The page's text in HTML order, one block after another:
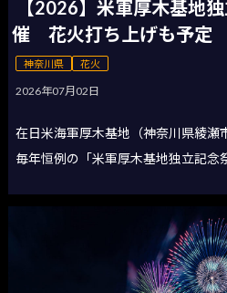
【2026】米軍厚木基地
催 花火打ち上げも予定
神奈川県 花火
2026年07月02日
在日米海軍厚木基地（神奈川県綾瀬
毎年恒例の「米軍厚木基地独立記念